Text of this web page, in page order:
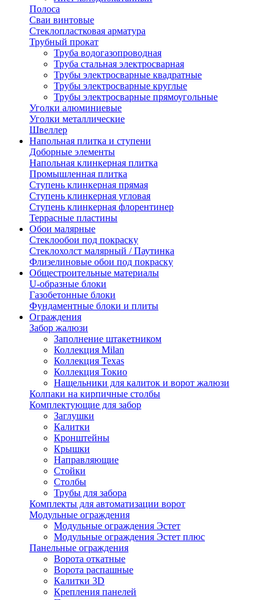
Полоса
Сваи винтовые
Стеклопластковая арматура
Трубный прокат
Труба водогазопроводная
Труба стальная электросварная
Трубы электросварные квадратные
Трубы электросварные круглые
Трубы электросварные прямоугольные
Уголки алюминиевые
Уголки металлические
Швеллер
Напольная плитка и ступени
Доборные элементы
Напольная клинкерная плитка
Промышленная плитка
Ступень клинкерная прямая
Ступень клинкерная угловая
Ступень клинкерная флорентинер
Террасные пластины
Обои малярные
Стеклообои под покраску
Стеклохолст малярный / Паутинка
Флизелиновые обои под покраску
Общестроительные материалы
U-образные блоки
Газобетонные блоки
Фундаментные блоки и плиты
Ограждения
Забор жалюзи
Заполнение штакетником
Коллекция Milan
Коллекция Texas
Коллекция Токио
Нащельники для калиток и ворот жалюзи
Колпаки на кирпичные столбы
Комплектующие для забор
Заглушки
Калитки
Кронштейны
Крышки
Направляющие
Стойки
Столбы
Трубы для забора
Комплекты для автоматизации ворот
Модульные ограждения
Модульные ограждения Эстет
Модульные ограждения Эстет плюс
Панельные ограждения
Ворота откатные
Ворота распашные
Калитки 3D
Крепления панелей